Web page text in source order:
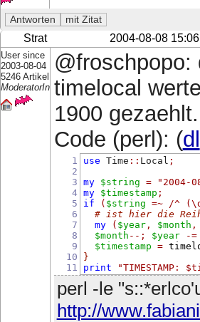
Strat 2004-08-08 15:06
User since
2003-08-04
5246 Artikel
ModeratorIn timelocal
1900
Code (perl): (dl
1
2
3
4
5
6
7
8
9
10
11
use Time :: Local ;
my $string =
"2004-
my $timestamp ;
if
( $string =~
/^
# ist hier die
my
( $year , $month ,
$month --; $year
-=
$timestamp
=
}
print
"TIMESTAMP:
perl -le
http://